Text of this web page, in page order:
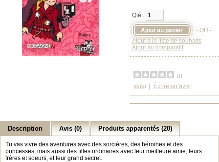
Qté :
- OU -
Ajout à la liste de souhaits
Ajout au comparatif
(0
avis)
Écrire un avis
Description Avis (0) Produits apparentés (20)
Tu vas vivre des aventures avec des sorcières, des héroïnes et des
princesses, mais aussi des filles ordinaires avec leur meilleure amie, leurs
frères et soeurs, et leur grand secret.